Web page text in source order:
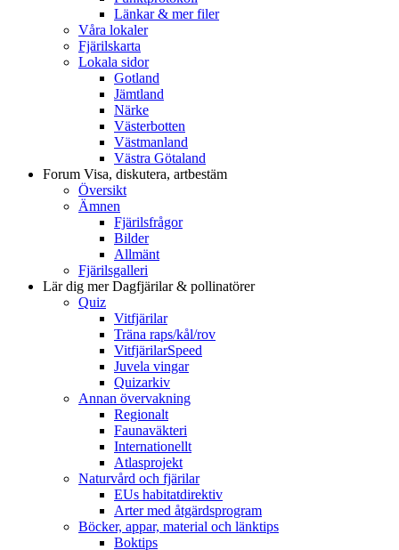
Länkar & mer filer
Våra lokaler
Fjärilskarta
Lokala sidor
Gotland
Jämtland
Närke
Västerbotten
Västmanland
Västra Götaland
Forum Visa, diskutera, artbestäm
Översikt
Ämnen
Fjärilsfrågor
Bilder
Allmänt
Fjärilsgalleri
Lär dig merDagfjärilar & pollinatörer
Quiz
Vitfjärilar
Träna raps/kål/rov
VitfjärilarSpeed
Juvela vingar
Quizarkiv
Annan övervakning
Regionalt
Faunaväkteri
Internationellt
Atlasprojekt
Naturvård och fjärilar
EUs habitatdirektiv
Arter med åtgärdsprogram
Böcker, appar, material och länktips
Boktips